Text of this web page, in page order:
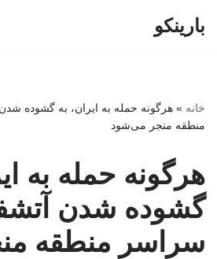
بارینکو
خانه » هرگونه حمله به ایران، به گشوده
منطقه منجر می‌شود
هرگونه حمله به
گشوده شدن
سراسر منطقه